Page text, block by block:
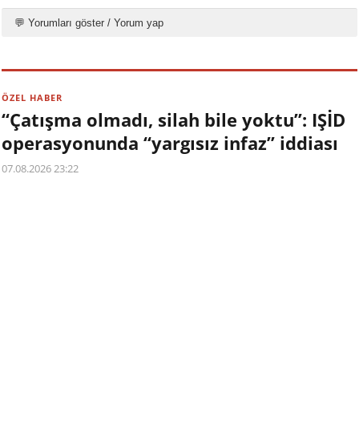
💬 Yorumları göster / Yorum yap
ÖZEL HABER
“Çatışma olmadı, silah bile yoktu”: IŞİD
operasyonunda “yargısız infaz” iddiası
07.08.2026 23:22